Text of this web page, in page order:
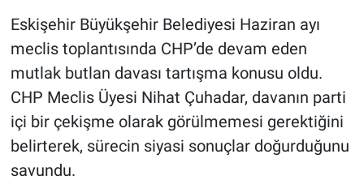
Eskişehir Büyükşehir Belediyesi Haziran ayı
meclis toplantısında CHP’de devam eden
mutlak butlan davası tartışma konusu oldu.
CHP Meclis Üyesi Nihat Çuhadar, davanın parti
içi bir çekişme olarak görülmemesi gerektiğini
belirterek, sürecin siyasi sonuçlar doğurduğunu
savundu.